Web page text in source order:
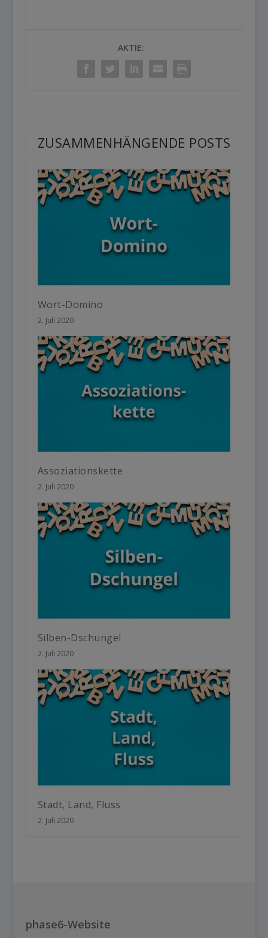
AKTIE:
ZUSAMMENHÄNGENDE POSTS
Wort-Domino
2. Juli 2020
Assoziationskette
2. Juli 2020
Silben-Dschungel
2. Juli 2020
Stadt, Land, Fluss
2. Juli 2020
phase6-Website